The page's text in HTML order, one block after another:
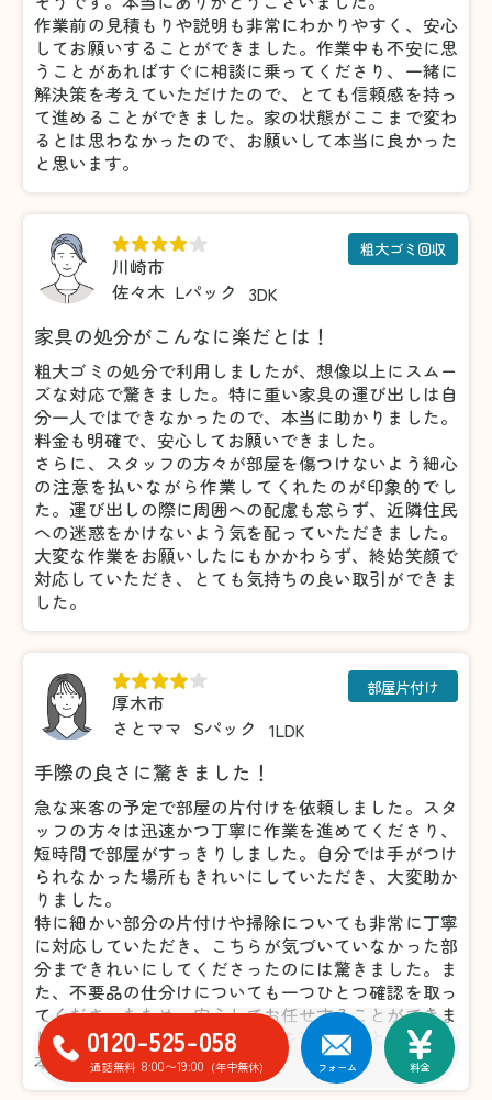
作業前の見積もりや説明も非常にわかりやすく、安心
してお願いすることができました。作業中も不安に思
うことがあればすぐに相談に乗ってくださり、一緒に
解決策を考えていただけたので、とても信頼感を持っ
て進めることができました。家の状態がここまで変わ
るとは思わなかったので、お願いして本当に良かった
と思います。
川崎市
佐々木 Lパック 3DK
粗大ゴミ回収
家具の処分がこんなに楽だとは！
粗大ゴミの処分で利用しましたが、想像以上にスムー
ズな対応で驚きました。特に重い家具の運び出しは自
分一人ではできなかったので、本当に助かりました。
料金も明確で、安心してお願いできました。
さらに、スタッフの方々が部屋を傷つけないよう細心
の注意を払いながら作業してくれたのが印象的でし
た。運び出しの際に周囲への配慮も怠らず、近隣住民
への迷惑をかけないよう気を配っていただきました。
大変な作業をお願いしたにもかかわらず、終始笑顔で
対応していただき、とても気持ちの良い取引ができま
した。
厚木市
さとママ Sパック 1LDK
部屋片付け
手際の良さに驚きました！
急な来客の予定で部屋の片付けを依頼しました。スタ
ッフの方々は迅速かつ丁寧に作業を進めてくださり、
短時間で部屋がすっきりしました。自分では手がつけ
られなかった場所もきれいにしていただき、大変助か
りました。
特に細かい部分の片付けや掃除についても非常に丁寧
に対応していただき、こちらが気づいていなかった部
分まできれいにしてくださったのには驚きました。ま
た、不要品の仕分けについても一つひとつ確認を取っ
てくださったため、安心してお任せすることができま
した。おかげで気持ちよく来客を迎えることができ、
本当に感謝しています。
0120-525-058
通話無料 8:00〜19:00 (年中無休) フォーム 料金